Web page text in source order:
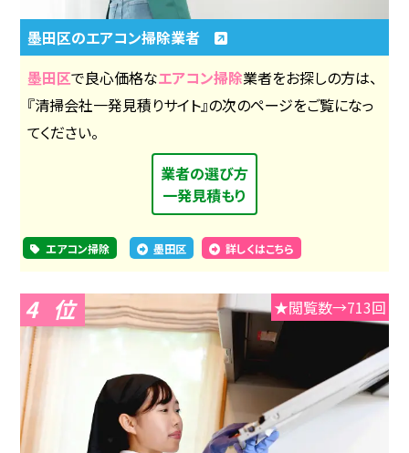
墨田区のエアコン掃除業者
墨田区で良心価格なエアコン掃除業者をお探しの方は、
『清掃会社一発見積りサイト』の次のページをご覧になっ
てください。
業者の選び方
一発見積もり
エアコン掃除 墨田区 詳しくはこちら
4 ★閲覧数→713回